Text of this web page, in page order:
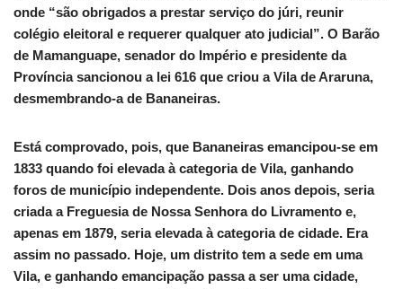
onde “são obrigados a prestar serviço do júri, reunir
colégio eleitoral e requerer qualquer ato judicial”. O Barão
de Mamanguape, senador do Império e presidente da
Província sancionou a lei 616 que criou a Vila de Araruna,
desmembrando-a de Bananeiras.
Está comprovado, pois, que Bananeiras emancipou-se em
1833 quando foi elevada à categoria de Vila, ganhando
foros de município independente. Dois anos depois, seria
criada a Freguesia de Nossa Senhora do Livramento e,
apenas em 1879, seria elevada à categoria de cidade. Era
assim no passado. Hoje, um distrito tem a sede em uma
Vila, e ganhando emancipação passa a ser uma cidade,